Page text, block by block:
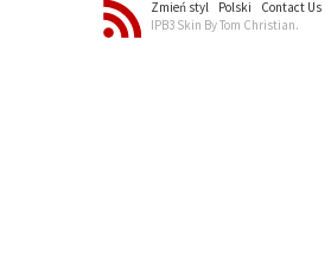
Zmień styl Polski Contact Us
IPB3 Skin By Tom Christian.